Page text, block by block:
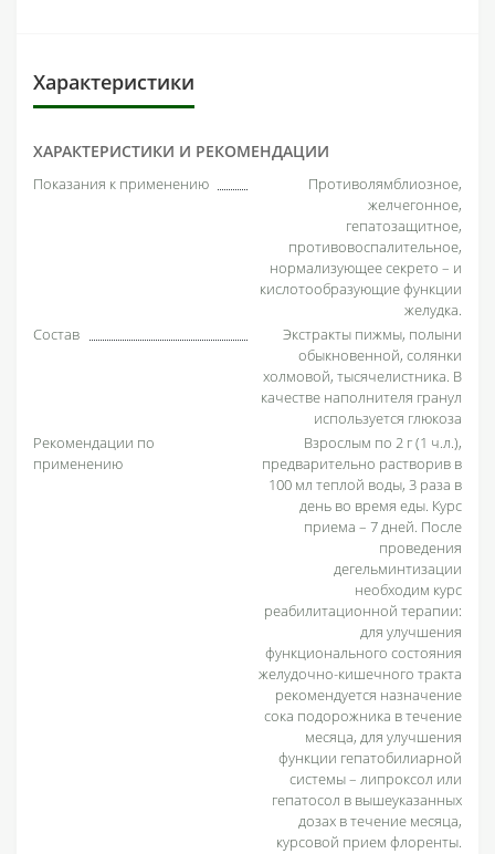
Характеристики
ХАРАКТЕРИСТИКИ И РЕКОМЕНДАЦИИ
Показания к применению
Противолямблиозное,
желчегонное,
гепатозащитное,
противовоспалительное,
нормализующее секрето – и
кислотообразующие функции
желудка.
Состав
Экстракты пижмы, полыни
обыкновенной, солянки
холмовой, тысячелистника. В
качестве наполнителя гранул
используется глюкоза
Рекомендации по
применению
Взрослым по 2 г (1 ч.л.),
предварительно растворив в
100 мл теплой воды, 3 раза в
день во время еды. Курс
приема – 7 дней. После
проведения
дегельминтизации
необходим курс
реабилитационной терапии:
для улучшения
функционального состояния
желудочно-кишечного тракта
рекомендуется назначение
сока подорожника в течение
месяца, для улучшения
функции гепатобилиарной
системы – липроксол или
гепатосол в вышеуказанных
дозах в течение месяца,
курсовой прием флоренты.